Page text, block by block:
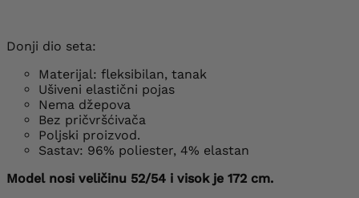
Donji dio seta:
Materijal: fleksibilan, tanak
Ušiveni elastični pojas
Nema džepova
Bez pričvršćivača
Poljski proizvod.
Sastav: 96% poliester, 4% elastan
Model nosi veličinu 52/54 i visok je 172 cm.